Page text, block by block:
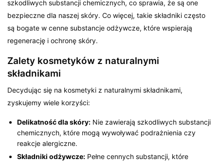
szkodliwych substancji chemicznych, co sprawia, że są one
bezpieczne dla naszej skóry. Co więcej, takie składniki często
są bogate w cenne substancje odżywcze, które wspierają
regenerację i ochronę skóry.
Zalety kosmetyków z naturalnymi
składnikami
Decydując się na kosmetyki z naturalnymi składnikami,
zyskujemy wiele korzyści:
Delikatność dla skóry: Nie zawierają szkodliwych substancji
chemicznych, które mogą wywoływać podrażnienia czy
reakcje alergiczne.
Składniki odżywcze: Pełne cennych substancji, które